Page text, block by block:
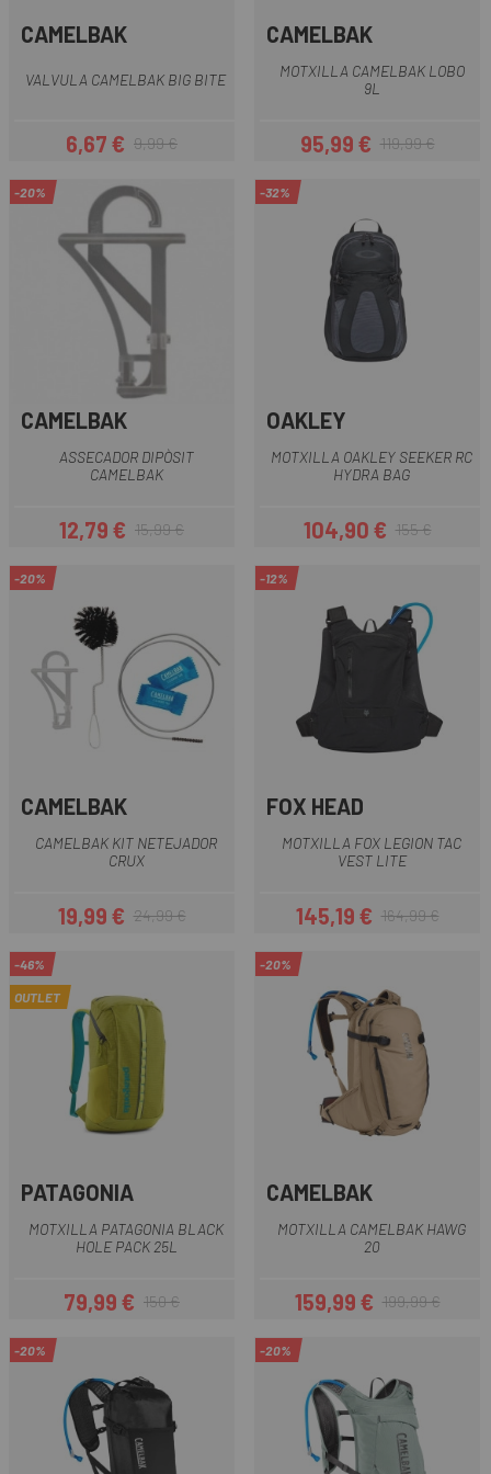
CAMELBAK
VALVULA CAMELBAK BIG BITE
Preu
6,67 €Preu regular
9,99 €
CAMELBAK
MOTXILLA CAMELBAK LOBO
9L
Preu
95,99 €Preu regular
119,99 €
-20%
CAMELBAK
ASSECADOR DIPÒSIT
CAMELBAK
Preu
12,79 €Preu regular
15,99 €
-32%
OAKLEY
MOTXILLA OAKLEY SEEKER RC
HYDRA BAG
Preu
104,90 €Preu regular
155 €
-20%
CAMELBAK
CAMELBAK KIT NETEJADOR
CRUX
Preu
19,99 €Preu regular
24,99 €
-12%
FOX HEAD
MOTXILLA FOX LEGION TAC
VEST LITE
Preu
145,19 €Preu regular
164,99 €
-46%
OUTLET
PATAGONIA
MOTXILLA PATAGONIA BLACK
HOLE PACK 25L
Preu
79,99 €Preu regular
150 €
-20%
CAMELBAK
MOTXILLA CAMELBAK HAWG
20
Preu
159,99 €Preu regular
199,99 €
-20% -20%